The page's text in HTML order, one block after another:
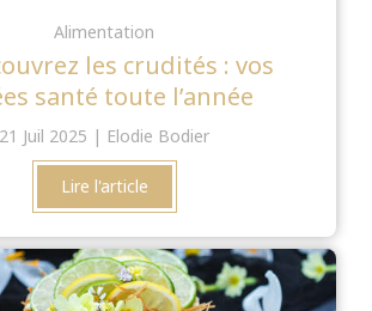
Alimentation
les crudités : vos
santé toute l’année
21 Juil 2025 Elodie Bodier
Lire l'article